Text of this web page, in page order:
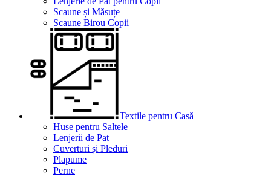
Scaune și Măsuțe
Scaune Birou Copii
Textile pentru Casă
Huse pentru Saltele
Lenjerii de Pat
Cuverturi și Pleduri
Plapume
Perne